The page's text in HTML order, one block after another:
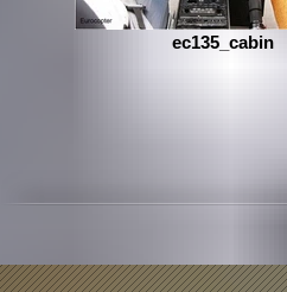
ec135_cabin